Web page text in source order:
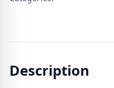
Description